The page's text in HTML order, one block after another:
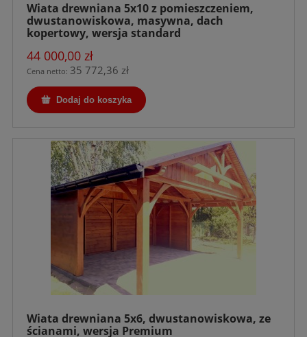
Wiata drewniana 5x10 z pomieszczeniem,
dwustanowiskowa, masywna, dach
kopertowy, wersja standard
44 000,00 zł
Cena netto: 35 772,36 zł
Dodaj do koszyka
Wiata drewniana 5x6, dwustanowiskowa, ze
ścianami, wersja Premium